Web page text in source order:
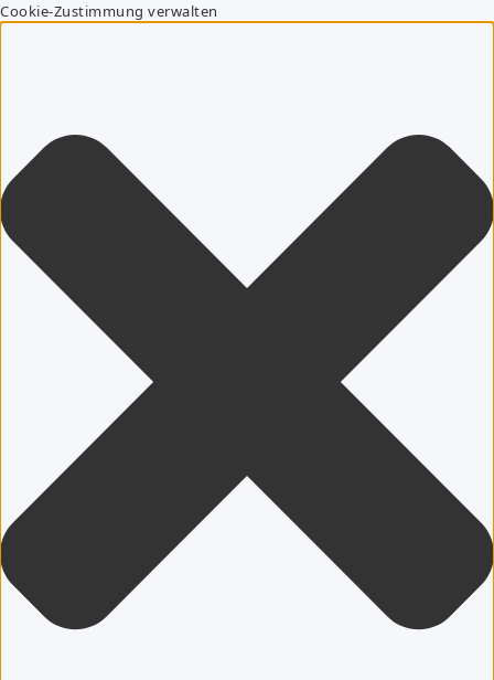
Cookie-Zustimmung verwalten